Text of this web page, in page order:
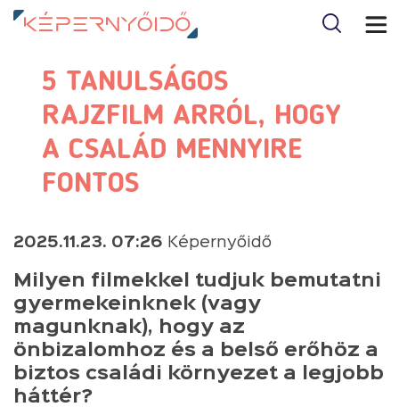
5 TANULSÁGOS
RAJZFILM ARRÓL, HOGY
A CSALÁD MENNYIRE
FONTOS
2025.11.23. 07:26 Képernyőidő
Milyen filmekkel tudjuk bemutatni
gyermekeinknek (vagy
magunknak), hogy az
önbizalomhoz és a belső erőhöz a
biztos családi környezet a legjobb
háttér?